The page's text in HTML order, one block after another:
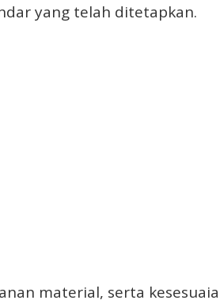
yang telah ditetapkan.
material, serta